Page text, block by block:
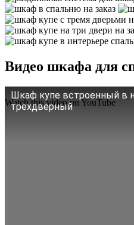
Видео шкафа для
Шкаф купе встроенный в
трехдверный
Watch this video on YouTube